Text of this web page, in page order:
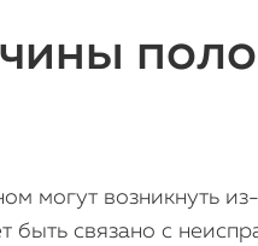
могут возникнуть
связано с